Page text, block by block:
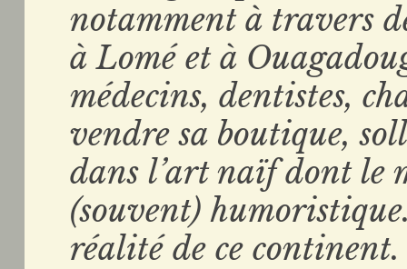
notamment à travers
à Lomé et à
médecins, dentistes,
vendre sa boutique,
dans l’art naïf dont le
(souvent)
réalité de ce continent.